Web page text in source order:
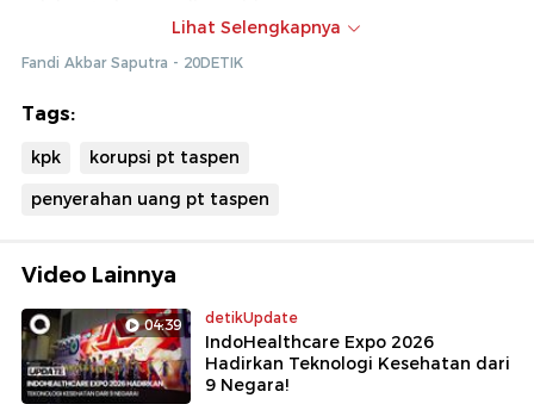
Jakarta, Kamis (20/11).
Lihat Selengkapnya
Fandi Akbar Saputra - 20DETIK
Tags:
kpk
korupsi pt taspen
penyerahan uang pt taspen
Video Lainnya
04:39 detikUpdate
IndoHealthcare Expo 2026
Hadirkan Teknologi Kesehatan dari
9 Negara!